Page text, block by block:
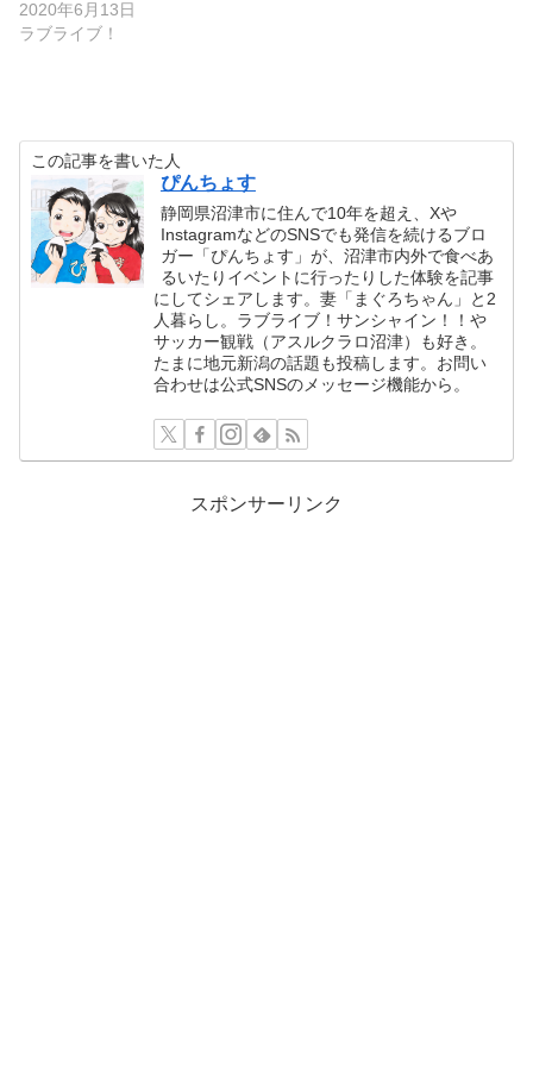
2020年6月13日
ラブライブ！
この記事を書いた人
ぴんちょす
静岡県沼津市に住んで10年を超え、Xや
InstagramなどのSNSでも発信を続けるブロ
ガー「ぴんちょす」が、沼津市内外で食べあ
るいたりイベントに行ったりした体験を記事
にしてシェアします。妻「まぐろちゃん」と2
人暮らし。ラブライブ！サンシャイン！！や
サッカー観戦（アスルクラロ沼津）も好き。
たまに地元新潟の話題も投稿します。お問い
合わせは公式SNSのメッセージ機能から。
スポンサーリンク